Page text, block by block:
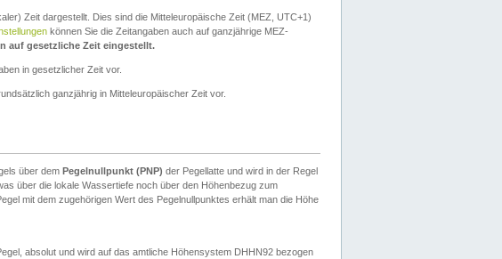
Zeit dargestellt. Dies sind die Mitteleuropäische Zeit (MEZ, UTC+1)
können Sie die Zeitangaben auch auf ganzjährige MEZ-
auf gesetzliche Zeit eingestellt.
in gesetzlicher Zeit vor.
ganzjährig in Mitteleuropäischer Zeit vor.
über dem Pegelnullpunkt (PNP) der Pegellatte und wird in der Regel
über die lokale Wassertiefe noch über den Höhenbezug zum
mit dem zugehörigen Wert des Pegelnullpunktes erhält man die Höhe
absolut und wird auf das amtliche Höhensystem DHHN92 bezogen